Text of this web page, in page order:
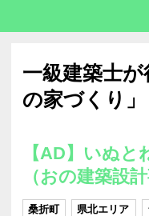
一級建築士
の家づくり」
【AD】いぬ
（おの建築設計
桑折町 県北エリア